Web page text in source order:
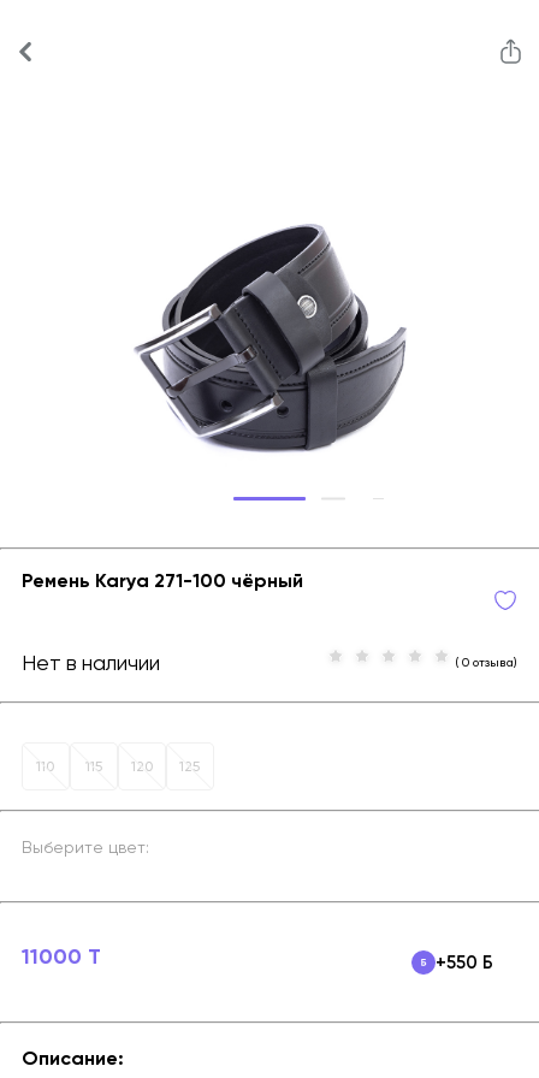
Ремень Karya 271-100 чёрный
Нет в наличии ( 0 отзыва)
110 115 120 125
Выберите цвет:
11000 T +550 Б
Описание: